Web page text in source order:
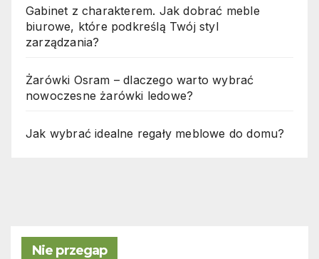
Gabinet z charakterem. Jak dobrać meble
biurowe, które podkreślą Twój styl
zarządzania?
Żarówki Osram – dlaczego warto wybrać
nowoczesne żarówki ledowe?
Jak wybrać idealne regały meblowe do domu?
Nie przegap